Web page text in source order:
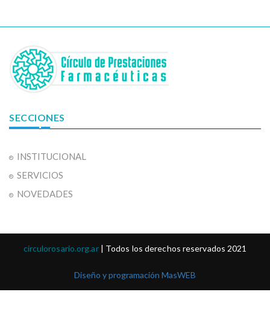
SECCIONES
INSTITUCIONAL
SERVICIOS
NOVEDADES
circulorosario.org.ar| Todos los derechos reservados 2021
Diseño y programación MasWEB